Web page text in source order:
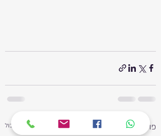
פוסטים אחרונים הצג הכול